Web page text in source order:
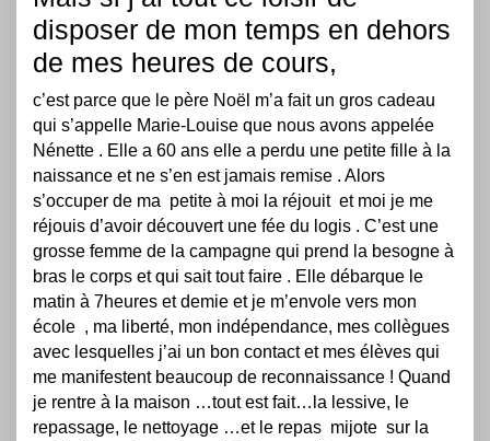
disposer de mon temps en dehors
de mes heures de cours,
c’est parce que le père Noël m’a fait un gros cadeau
qui s’appelle Marie-Louise que nous avons appelée
Nénette . Elle a 60 ans elle a perdu une petite fille à la
naissance et ne s’en est jamais remise . Alors
s’occuper de ma petite à moi la réjouit et moi je me
réjouis d’avoir découvert une fée du logis . C’est une
grosse femme de la campagne qui prend la besogne à
bras le corps et qui sait tout faire . Elle débarque le
matin à 7heures et demie et je m’envole vers mon
école , ma liberté, mon indépendance, mes collègues
avec lesquelles j’ai un bon contact et mes élèves qui
me manifestent beaucoup de reconnaissance ! Quand
je rentre à la maison …tout est fait…la lessive, le
repassage, le nettoyage …et le repas mijote sur la